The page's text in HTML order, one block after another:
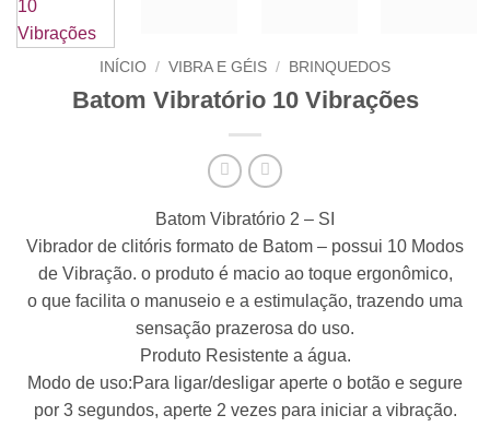
INÍCIO / VIBRA E GÉIS / BRINQUEDOS
Batom Vibratório 10 Vibrações
Batom Vibratório 2 – SI
Vibrador de clitóris formato de Batom – possui 10 Modos
de Vibração. o produto é macio ao toque ergonômico,
o que facilita o manuseio e a estimulação, trazendo uma
sensação prazerosa do uso.
Produto Resistente a água.
Modo de uso:Para ligar/desligar aperte o botão e segure
por 3 segundos, aperte 2 vezes para iniciar a vibração.